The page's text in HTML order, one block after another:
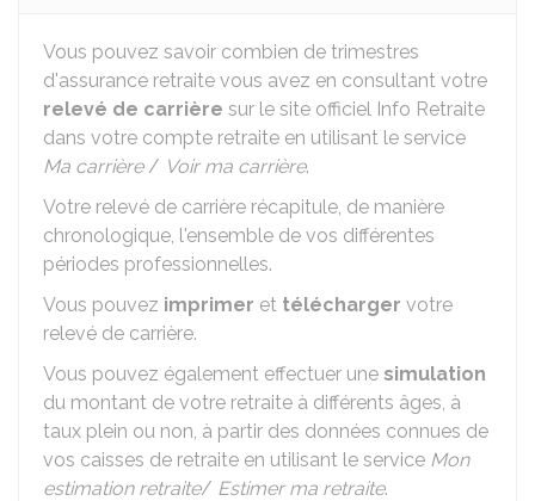
Vous pouvez savoir combien de trimestres
d'assurance retraite vous avez en consultant votre
relevé de carrière sur le site officiel Info Retraite
dans votre compte retraite en utilisant le service
Ma carrière/ Voir ma carrière.
Votre relevé de carrière récapitule, de manière
chronologique, l'ensemble de vos différentes
périodes professionnelles.
Vous pouvez imprimer et télécharger votre
relevé de carrière.
Vous pouvez également effectuer une simulation
du montant de votre retraite à différents âges, à
taux plein ou non, à partir des données connues de
vos caisses de retraite en utilisant le service Mon
estimation retraite/ Estimer ma retraite.